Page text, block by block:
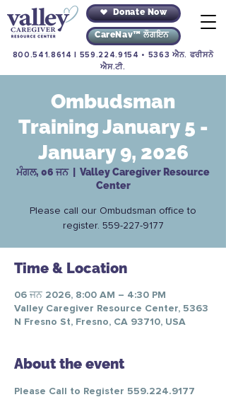
Donate Now
CareNav™ ਲੌਗਇਨ
800.541.8614 559.224.9154 • 5363 ਐਨ. ਫਰੀਸਨੋ
ਐਸ.ਟੀ.
Ombudsman
Training January 5 -
January 9, 2026
ਮੰਗਲ, 06 ਜਨ
  |
Valley Caregiver Resource
Center
Please call our Ombudsman office to
register. 559-227-9177
Time & Location
06 ਜਨ 2026, 8:00 AM – 4:30 PM
Valley Caregiver Resource Center, 5363
N Fresno St, Fresno, CA 93710, USA
About the event
Please Call to Register 559.224.9177